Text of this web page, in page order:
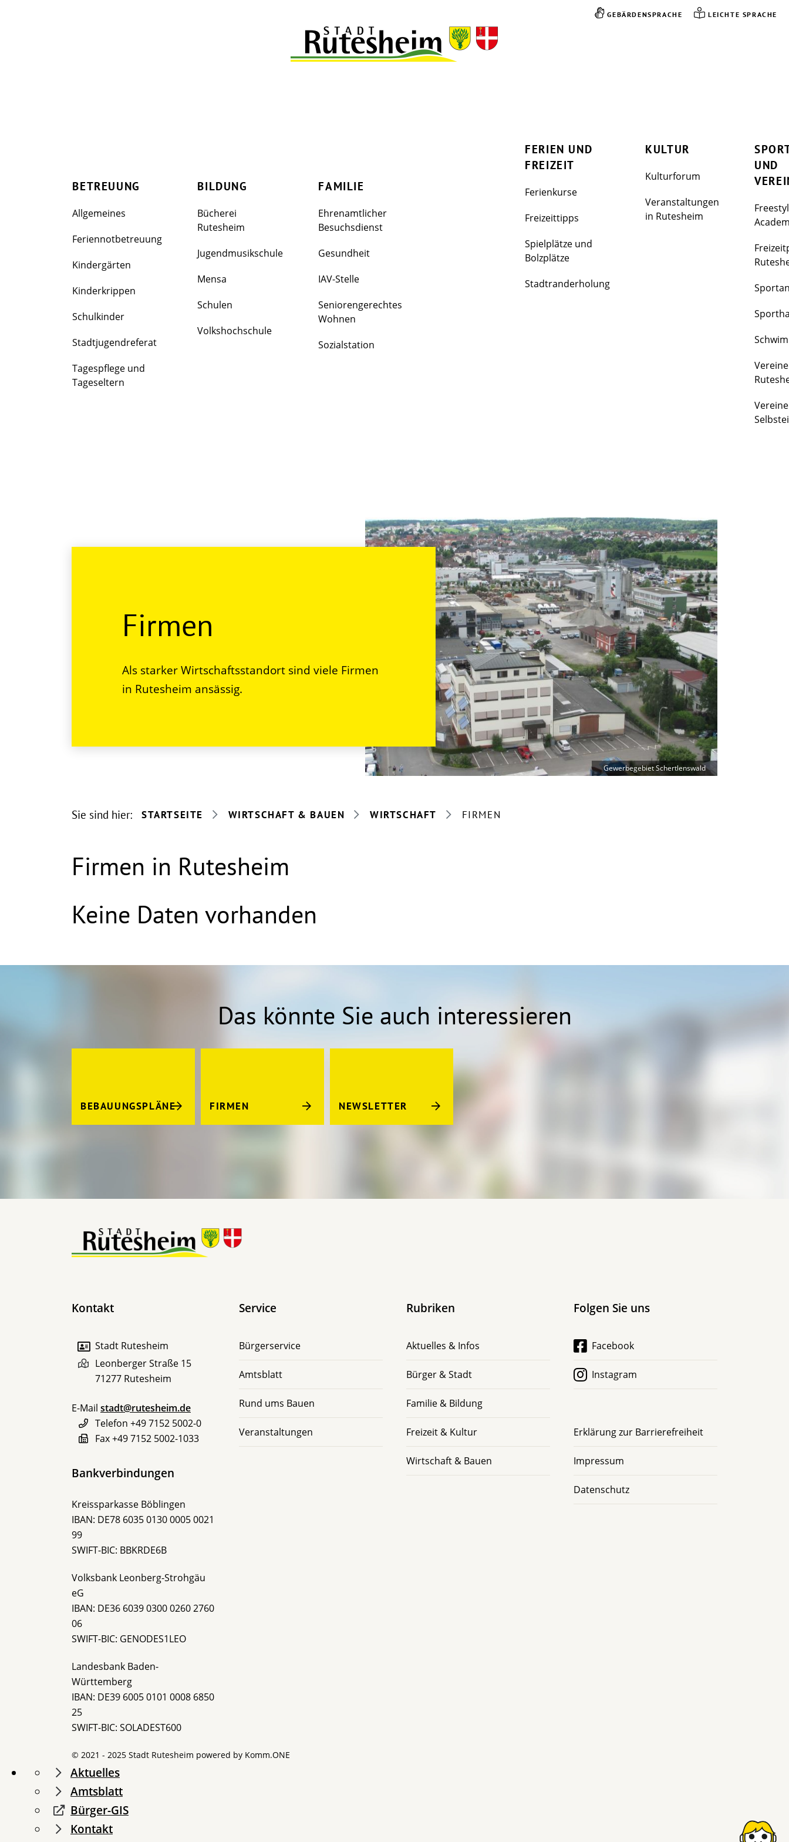
GEBÄRDENSPRACHE LEICHTE SPRACHE
FAMILIE
BILDUNG
BETREUUNG
Allgemeines
Feriennotbetreuung
Kindergärten
Kinderkrippen
Schulkinder
Stadtjugendreferat
Tagespflege und
Tageseltern
BILDUNG
Bücherei
Rutesheim
Jugendmusikschule
Mensa
Schulen
Volkshochschule
FAMILIE
Ehrenamtlicher
Besuchsdienst
Gesundheit
IAV-Stelle
Seniorengerechtes
Wohnen
Sozialstation
FERIEN UND
FREIZEIT
Ferienkurse
Freizeittipps
Spielplätze und
Bolzplätze
Stadtranderholung
KULTUR
Kulturforum
Veranstaltungen
in Rutesheim
UND
Vereine
Firmen
Als starker Wirtschaftsstandort sind viele Firmen
in Rutesheim ansässig.
Gewerbegebiet Schertlenswald
Sie sind hier: STARTSEITE WIRTSCHAFT & BAUEN WIRTSCHAFT FIRMEN
Firmen in Rutesheim
Keine Daten vorhanden
Das könnte Sie auch interessieren
BEBAUUNGSPLÄNE FIRMEN NEWSLETTER
Kontakt
Stadt Rutesheim
Leonberger Straße 15
71277 Rutesheim
E-Mail stadt@rutesheim.de
Telefon +49 7152 5002-0
Fax+49 7152 5002-1033
Bankverbindungen
Kreissparkasse Böblingen
IBAN: DE78 6035 0130 0005 0021
99
SWIFT-BIC: BBKRDE6B
Volksbank Leonberg-Strohgäu
eG
IBAN: DE36 6039 0300 0260 2760
06
SWIFT-BIC: GENODES1LEO
Landesbank Baden-
Württemberg
IBAN: DE39 6005 0101 0008 6850
25
SWIFT-BIC: SOLADEST600
Service
Bürgerservice
Amtsblatt
Rund ums Bauen
Veranstaltungen
Rubriken
Aktuelles & Infos
Bürger & Stadt
Familie & Bildung
Freizeit & Kultur
Wirtschaft & Bauen
Folgen Sie uns
Facebook
Instagram
Erklärung zur Barrierefreiheit
Impressum
Datenschutz
© 2021 - 2025 Stadt Rutesheim powered by Komm.ONE
Aktuelles
Amtsblatt
Bürger-GIS
Kontakt